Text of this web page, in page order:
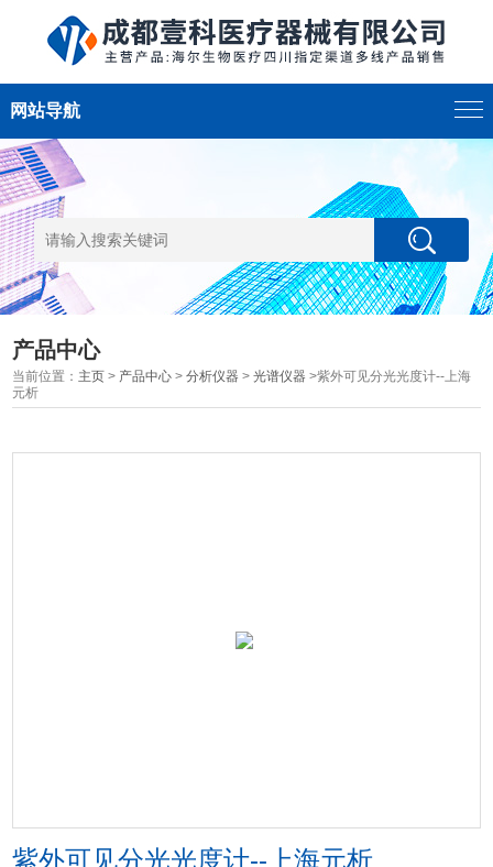
网站导航
产品中心
当前位置： 主页 > 产品中心 >分析仪器 >光谱仪器 >紫外可见分光光度计--上海
元析
紫外可见分光光度计--上海元析